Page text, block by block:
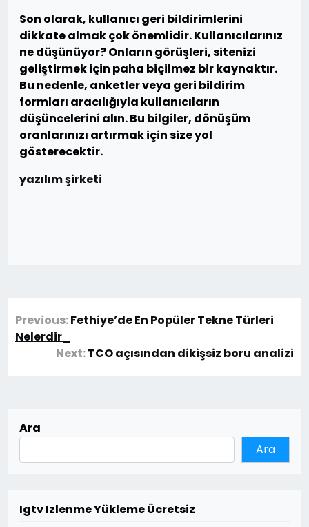
Son olarak, kullanıcı geri bildirimlerini
dikkate almak çok önemlidir. Kullanıcılarınız
ne düşünüyor? Onların görüşleri, sitenizi
geliştirmek için paha biçilmez bir kaynaktır.
Bu nedenle, anketler veya geri bildirim
formları aracılığıyla kullanıcıların
düşüncelerini alın. Bu bilgiler, dönüşüm
oranlarınızı artırmak için size yol
gösterecektir.
yazılım şirketi
Yazı
gezinmesi
Previous:Fethiye’de En Popüler Tekne Türleri
Nelerdir_
Next:TCO açısından dikişsiz boru analizi
Ara
Ara
Igtv Izlenme Yükleme Ücretsiz